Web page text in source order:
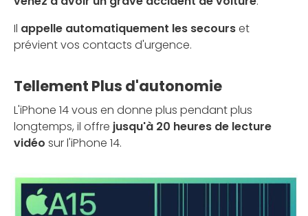
Il appelle automatiquement les secourset
prévient vos contacts d'urgence.
Tellement Plus d'autonomie
L'iPhone 14 vous en donne plus pendant plus
longtemps, il offre jusqu'à 20 heures de lecture
vidéo sur l'iPhone 14.